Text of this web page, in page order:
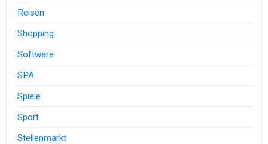
Reisen
Shopping
Software
SPA
Spiele
Sport
Stellenmarkt